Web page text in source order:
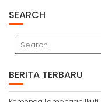
SEARCH
BERITA TERBARU